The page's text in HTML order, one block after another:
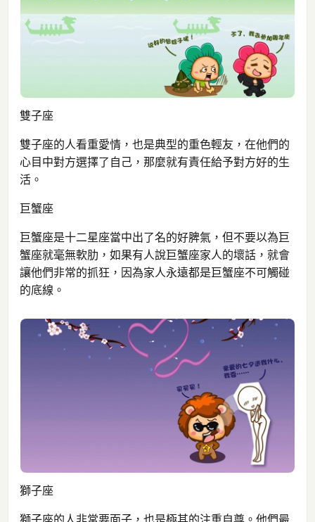
雙子座
雙子座的人看重愛情，也是典型的重色輕友，在他們的
心目中對方選擇了自己，那麼就有責任給予對方好的生
活。
巨蟹座
巨蟹座是十二星座當中出了名的好脾氣，但不要以為巨
蟹座就毫無軟肋，如果有人說巨蟹座家人的壞話，就會
讓他們非常的抓狂，因為家人永遠都是巨蟹座不可觸碰
的底線。
獅子座